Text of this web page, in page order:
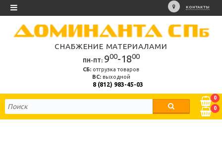
КОНТАКТЫ
СНАБЖЕНИЕ МАТЕРИАЛАМИ
ПН-ПТ: 900-1800
СБ: отгрузка товаров
ВС:выходной
8 (812) 983-45-03
0
0